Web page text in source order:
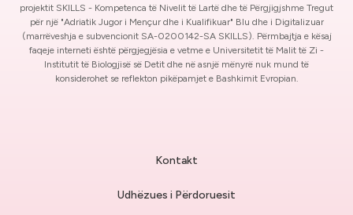
projektit SKILLS - Kompetenca të Nivelit të Lartë dhe të Përgjigjshme Tregut
për një "Adriatik Jugor i Mençur dhe i Kualifikuar" Blu dhe i Digitalizuar
(marrëveshja e subvencionit SA-0200142-SA SKILLS). Përmbajtja e kësaj
faqeje interneti është përgjegjësia e vetme e Universitetit të Malit të Zi -
Institutit të Biologjisë së Detit dhe në asnjë mënyrë nuk mund të
konsiderohet se reflekton pikëpamjet e Bashkimit Evropian.
Kontakt
Udhëzues i Përdoruesit